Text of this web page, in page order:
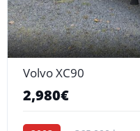
Volvo XC90
2,980€